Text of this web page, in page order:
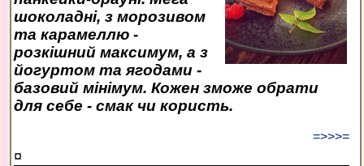
шоколадні, з морозивом
та карамеллю -
розкішний максимум, а з
йогуртом та ягодами -
базовий мінімум. Кожен зможе обрати
для себе - смак чи користь.
=>>>=
¤